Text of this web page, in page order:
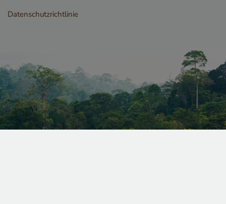
Datenschutzrichtlinie
_csrf
www.cavotec.com
www.vandenberghardhout.com